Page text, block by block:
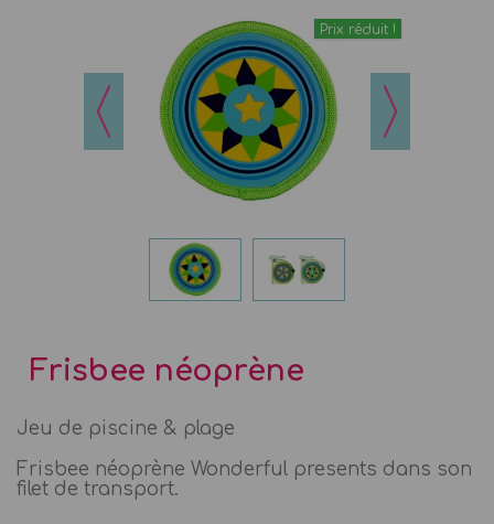
Prix réduit !
Frisbee néoprène
Jeu de piscine & plage
Frisbee néoprène Wonderful presents dans son
filet de transport.